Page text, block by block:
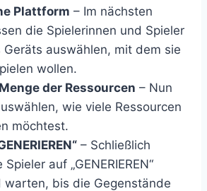
Plattform – Im nächsten
die Spielerinnen und Spieler
auswählen, mit dem sie
wollen.
der Ressourcen – Nun
wie viele Ressourcen
möchtest.
– Schließlich
auf „GENERIEREN“
warten, bis die Gegenstände